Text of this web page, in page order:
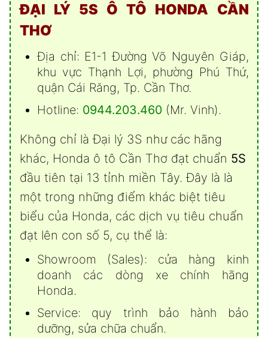
ĐẠI LÝ 5S Ô TÔ HONDA CẦN
THƠ
Địa chỉ: E1-1 Đường Võ Nguyên Giáp,
khu vực Thạnh Lợi, phường Phú Thứ,
quận Cái Răng, Tp. Cần Thơ.
Hotline: 0944.203.460 (Mr. Vinh).
Không chỉ là Đại lý 3S như các hãng
khác, Honda ô tô Cần Thơ đạt chuẩn 5S
đầu tiên tại 13 tỉnh miền Tây. Đây là là
một trong những điểm khác biệt tiêu
biểu của Honda, các dịch vụ tiêu chuẩn
đạt lên con số 5, cụ thể là:
Showroom (Sales): cửa hàng kinh
doanh các dòng xe chính hãng
Honda.
Service: quy trình bảo hành bảo
dưỡng, sửa chữa chuẩn.